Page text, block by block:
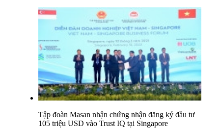
Tập đoàn Masan nhận chứng nhận đăng ký đầu tư
105 triệu USD vào Trust IQ tại Singapore